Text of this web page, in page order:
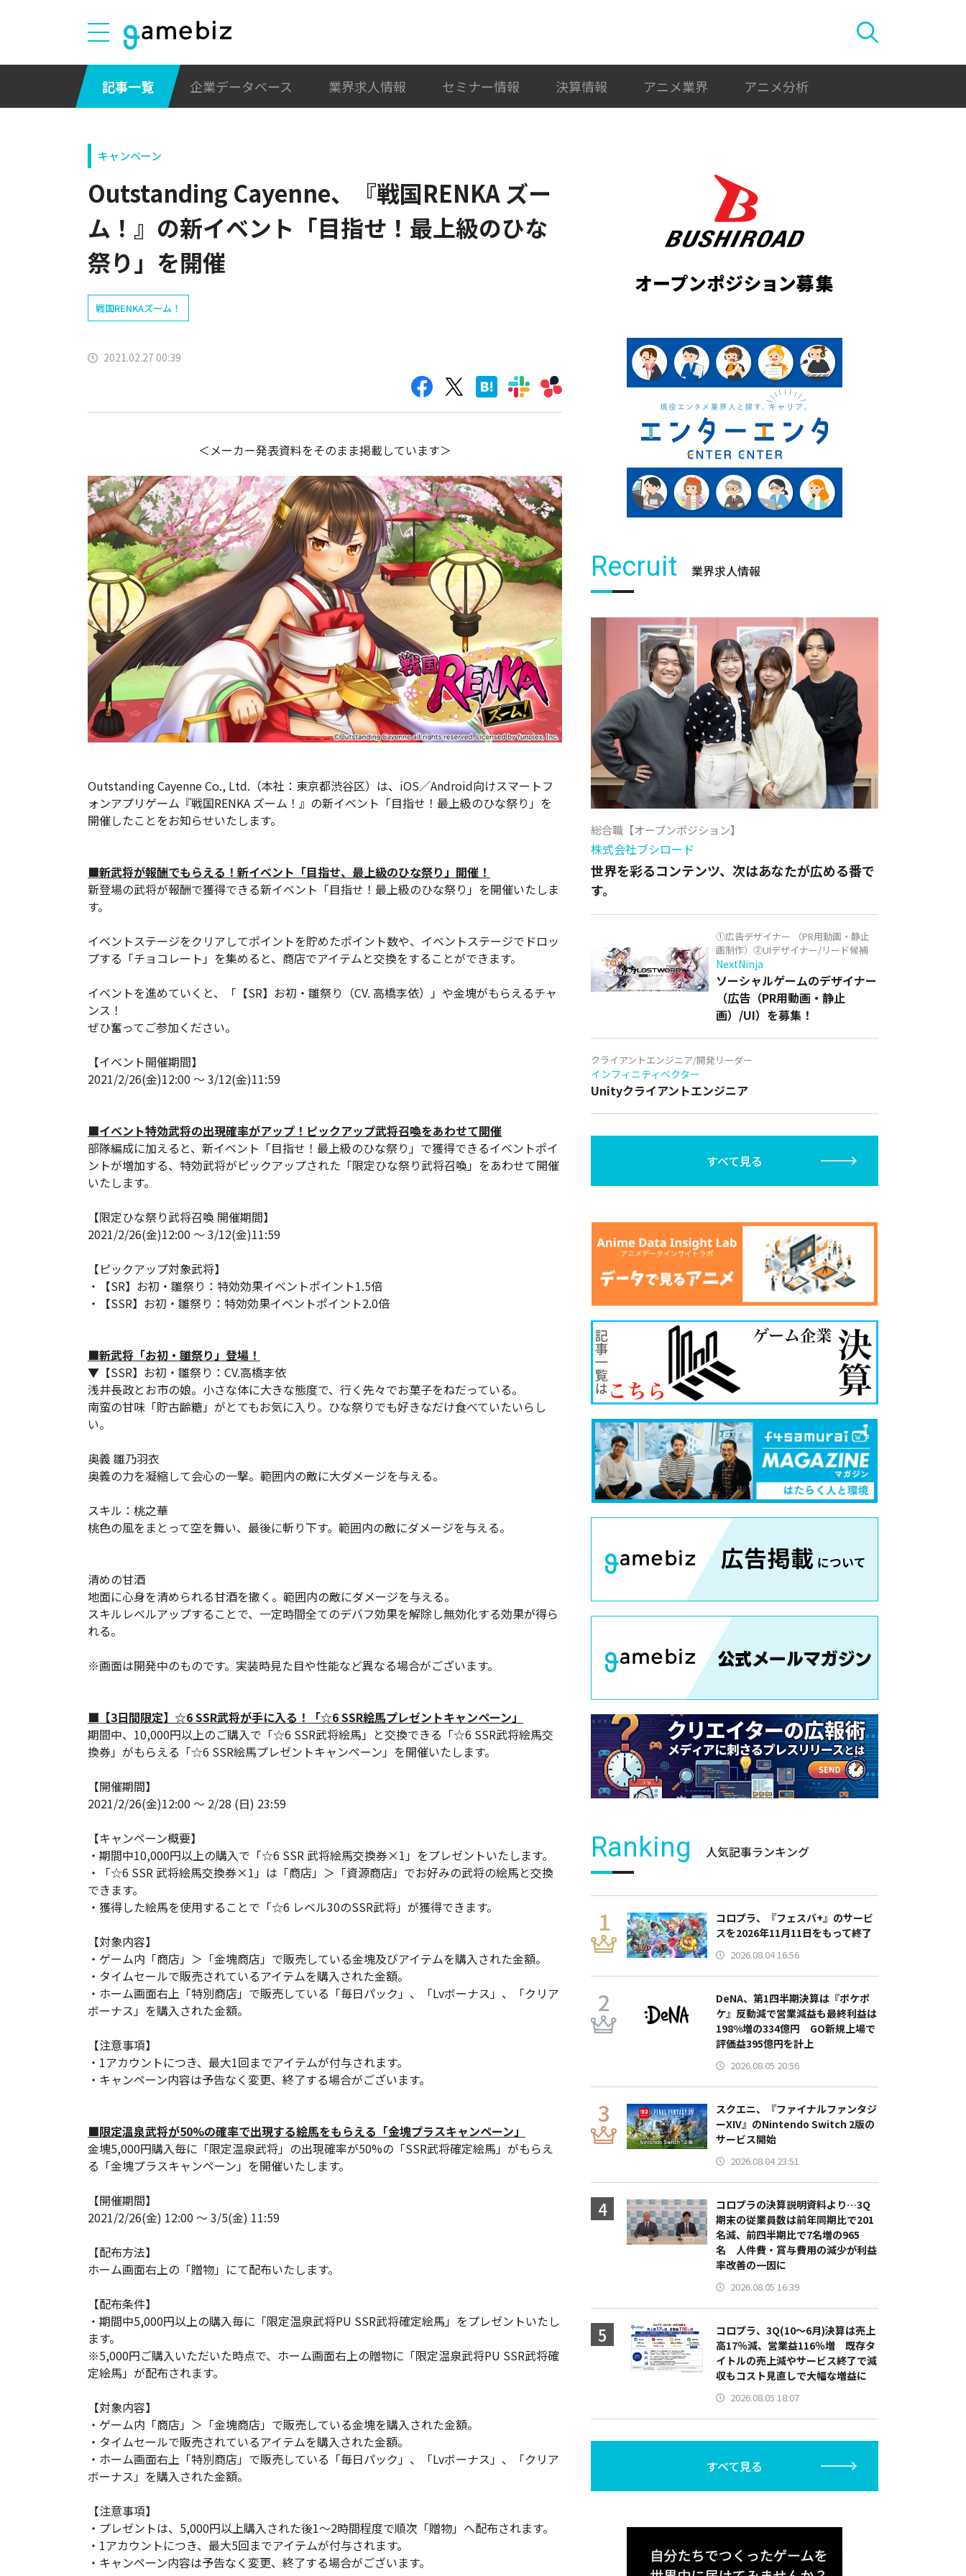
記事一覧 企業データベース 業界求人情報 セミナー情報 決算情報 アニメ業界 アニメ分析
キャンペーン
Outstanding Cayenne、『戦国RENKA ズー
ム！』の新イベント「目指せ！最上級のひな
祭り」を開催
戦国RENKAズーム！
2021.02.27 00:39
＜メーカー発表資料をそのまま掲載しています＞
Outstanding Cayenne Co., Ltd.（本社：東京都渋谷区）は、iOS／Android向けスマートフ
ォンアプリゲーム『戦国RENKA ズーム！』の新イベント「目指せ！最上級のひな祭り」を
開催したことをお知らせいたします。
■新武将が報酬でもらえる！新イベント「目指せ、最上級のひな祭り」開催！
新登場の武将が報酬で獲得できる新イベント「目指せ！最上級のひな祭り」を開催いたしま
す。
イベントステージをクリアしてポイントを貯めたポイント数や、イベントステージでドロッ
プする「チョコレート」を集めると、商店でアイテムと交換をすることができます。
イベントを進めていくと、「【SR】お初・雛祭り（CV. 高橋李依）」や金塊がもらえるチャ
ンス！
ぜひ奮ってご参加ください。
【イベント開催期間】
2021/2/26(金)12:00 ～ 3/12(金)11:59
■イベント特効武将の出現確率がアップ！ピックアップ武将召喚をあわせて開催
部隊編成に加えると、新イベント「目指せ！最上級のひな祭り」で獲得できるイベントポイ
ントが増加する、特効武将がピックアップされた「限定ひな祭り武将召喚」をあわせて開催
いたします。
【限定ひな祭り武将召喚 開催期間】
2021/2/26(金)12:00 ～ 3/12(金)11:59
【ピックアップ対象武将】
・【SR】お初・雛祭り：特効効果イベントポイント1.5倍
・【SSR】お初・雛祭り：特効効果イベントポイント2.0倍
■新武将「お初・雛祭り」登場！
▼【SSR】お初・雛祭り：CV.高橋李依
浅井長政とお市の娘。小さな体に大きな態度で、行く先々でお菓子をねだっている。
南蛮の甘味「貯古齢糖」がとてもお気に入り。ひな祭りでも好きなだけ食べていたいらし
い。
奥義 雛乃羽衣
奥義の力を凝縮して会心の一撃。範囲内の敵に大ダメージを与える。
スキル：桃之華
桃色の風をまとって空を舞い、最後に斬り下す。範囲内の敵にダメージを与える。
清めの甘酒
地面に心身を清められる甘酒を撒く。範囲内の敵にダメージを与える。
スキルレベルアップすることで、一定時間全てのデバフ効果を解除し無効化する効果が得ら
れる。
※画面は開発中のものです。実装時見た目や性能など異なる場合がございます。
■【3日間限定】☆6 SSR武将が手に入る！「☆6 SSR絵馬プレゼントキャンペーン」
期間中、10,000円以上のご購入で「☆6 SSR武将絵馬」と交換できる「☆6 SSR武将絵馬交
換券」がもらえる「☆6 SSR絵馬プレゼントキャンペーン」を開催いたします。
【開催期間】
2021/2/26(金)12:00 ～ 2/28 (日) 23:59
【キャンペーン概要】
・期間中10,000円以上の購入で「☆6 SSR 武将絵馬交換券×1」をプレゼントいたします。
・「☆6 SSR 武将絵馬交換券×1」は「商店」＞「資源商店」でお好みの武将の絵馬と交換
できます。
・獲得した絵馬を使用することで「☆6 レベル30のSSR武将」が獲得できます。
【対象内容】
・ゲーム内「商店」＞「金塊商店」で販売している金塊及びアイテムを購入された金額。
・タイムセールで販売されているアイテムを購入された金額。
・ホーム画面右上「特別商店」で販売している「毎日パック」、「Lvボーナス」、「クリア
ボーナス」を購入された金額。
【注意事項】
・1アカウントにつき、最大1回までアイテムが付与されます。
・キャンペーン内容は予告なく変更、終了する場合がございます。
■限定温泉武将が50%の確率で出現する絵馬をもらえる「金塊プラスキャンペーン」
金塊5,000円購入毎に「限定温泉武将」の出現確率が50%の「SSR武将確定絵馬」がもらえ
る「金塊プラスキャンペーン」を開催いたします。
【開催期間】
2021/2/26(金) 12:00 ～ 3/5(金) 11:59
【配布方法】
ホーム画面右上の「贈物」にて配布いたします。
【配布条件】
・期間中5,000円以上の購入毎に「限定温泉武将PU SSR武将確定絵馬」をプレゼントいたし
ます。
※5,000円ご購入いただいた時点で、ホーム画面右上の贈物に「限定温泉武将PU SSR武将確
定絵馬」が配布されます。
【対象内容】
・ゲーム内「商店」＞「金塊商店」で販売している金塊を購入された金額。
・タイムセールで販売されているアイテムを購入された金額。
・ホーム画面右上「特別商店」で販売している「毎日パック」、「Lvボーナス」、「クリア
ボーナス」を購入された金額。
【注意事項】
・プレゼントは、5,000円以上購入された後1～2時間程度で順次「贈物」へ配布されます。
・1アカウントにつき、最大5回までアイテムが付与されます。
・キャンペーン内容は予告なく変更、終了する場合がございます。
Recruit 業界求人情報
総合職【オープンポジション】
株式会社ブシロード
世界を彩るコンテンツ、次はあなたが広める番で
す。
①広告デザイナー （PR用動画・静止
画制作）②UIデザイナー/リード候補
NextNinja
ソーシャルゲームのデザイナー
（広告（PR用動画・静止
画）/UI）を募集！
クライアントエンジニア/開発リーダー
インフィニティベクター
Unityクライアントエンジニア
すべて見る
Ranking 人気記事ランキング
コロプラ、『フェスバ+』のサービ
スを2026年11月11日をもって終了
2026.08.04 16:56
DeNA、第1四半期決算は『ポケポ
ケ』反動減で営業減益も最終利益は
198%増の334億円 GO新規上場で
評価益395億円を計上
2026.08.05 20:56
スクエニ、『ファイナルファンタジ
ーXIV』のNintendo Switch 2版の
サービス開始
2026.08.04 23:51
コロプラの決算説明資料より…3Q
期末の従業員数は前年同期比で201
名減、前四半期比で7名増の965
名 人件費・賞与費用の減少が利益
率改善の一因に
2026.08.05 16:39
コロプラ、3Q(10～6月)決算は売上
高17％減、営業益116％増 既存タ
イトルの売上減やサービス終了で減
収もコスト見直しで大幅な増益に
2026.08.05 18:07
すべて見る